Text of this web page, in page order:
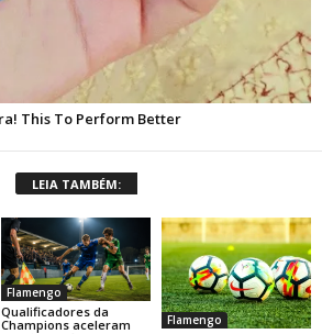
LEIA TAMBÉM:
Flamengo
Qualificadores da
Champions aceleram
Flamengo